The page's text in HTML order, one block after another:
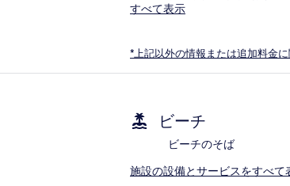
すべて表示
*上記以外の情報または追加料金
ビーチ
ビーチのそば
施設の設備とサービスをすべて